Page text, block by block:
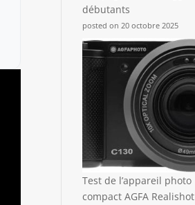
débutants
posted on 20 octobre 2025
Test de l’appareil photo
compact AGFA Realishot